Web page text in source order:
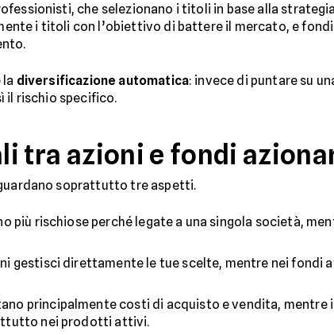
che selezionano i titoli in base alla
i titoli con l’obiettivo di battere il mercato, e fondi
diversificazione automatica: invece di puntare su
il rischio specifico.
tra azioni e fondi
soprattutto tre aspetti.
più rischiose perché legate a una singola società,
gestisci direttamente le tue scelte, mentre nei fondi
principalmente costi di acquisto e vendita, mentre
nei prodotti attivi.